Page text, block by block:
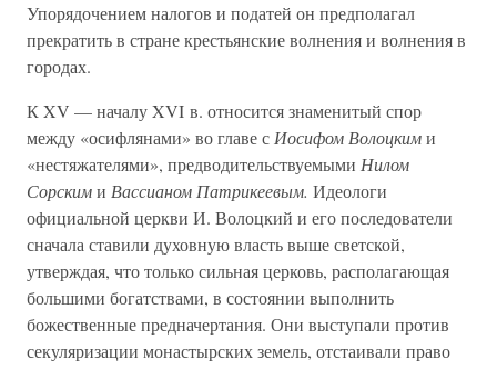
Упорядочением налогов и податей он предполагал
прекратить в стране крестьянские волнения и волнения в
городах.
К XV — началу XVI в. относится знаменитый спор
между «осифлянами» во главе с Иосифом Волоцкими
«нестяжателями», предводительствуемыми Нилом
Сорскими Вассианом Патрикеевым. Идеологи
официальной церкви И. Волоцкий и его последователи
сначала ставили духовную власть выше светской,
утверждая, что только сильная церковь, располагающая
большими богатствами, в состоянии выполнить
божественные предначертания. Они выступали против
секуляризации монастырских земель, отстаивали право